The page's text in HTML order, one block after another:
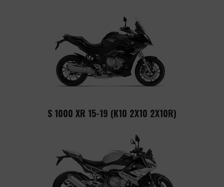
S 1000 XR 15-19 (K10 2X10 2X10R)